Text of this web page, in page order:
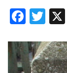
Facebook
Twitter